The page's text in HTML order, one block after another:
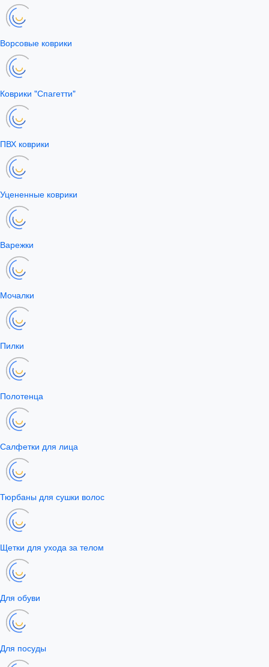
Ворсовые коврики
Коврики "Спагетти"
ПВХ коврики
Уцененные коврики
Варежки
Мочалки
Пилки
Полотенца
Салфетки для лица
Тюрбаны для сушки волос
Щетки для ухода за телом
Для обуви
Для посуды